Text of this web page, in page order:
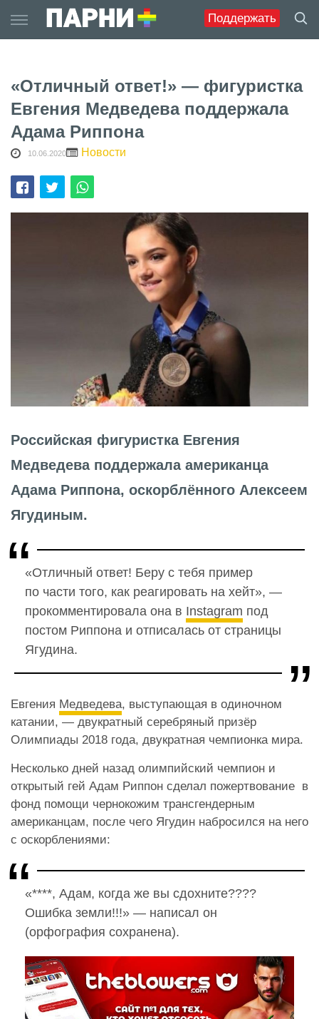
Поддержать
to
content
«Отличный ответ!» — фигуристка
Евгения Медведева поддержала
Адама Риппона
10.06.2020 Новости
Российская фигуристка Евгения
Медведева поддержала американца
Адама Риппона, оскорблённого Алексеем
Ягудиным.
«Отличный ответ! Беру с тебя пример
по части того, как реагировать на хейт», —
прокомментировала она в Instagram под
постом Риппона и отписалась от страницы
Ягудина.
Евгения Медведева, выступающая в одиночном
катании, — двукратный серебряный призёр
Олимпиады 2018 года, двукратная чемпионка мира.
Несколько дней назад олимпийский чемпион и
открытый гей Адам Риппон сделал пожертвование в
фонд помощи чернокожим трансгендерным
американцам, после чего Ягудин набросился на него
с оскорблениями:
«****, Адам, когда же вы сдохните????
Ошибка земли!!!» — написал он
(орфография сохранена).